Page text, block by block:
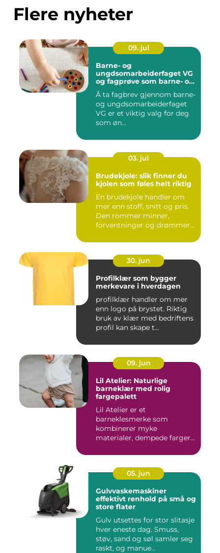
Flere nyheter
09. jul
Barne- og
ungdsomarbeiderfaget VG
og fagprøve som barne- og
ungdomsarbeider
Å ta fagbrev gjennom barne-
og ungdsomarbeiderfaget
VG er et viktig valg for deg
som øn...
03. jul
Brudekjole: slik finner du
kjolen som føles helt riktig
En brudekjole handler om
mer enn stoff, snitt og pris.
Den rommer minner,
forventninger og drømmer
30. jun
Profilklær som bygger
merkevare i hverdagen
profilklær handler om mer
enn logo på brystet. Riktig
bruk av klær med bedriftens
profil kan skape t...
09. jun
Lil Atelier: Naturlige
barneklær med rolig
fargepalett
Lil Atelier er et
barneklesmerke som
kombinerer myke
materialer, dempede farger
05. jun
Gulvvaskemaskiner
effektivt renhold på små og
store flater
Gulv utsettes for stor slitasje
hver eneste dag. Smuss,
støv, sand og søl samler seg
raskt, og manue...